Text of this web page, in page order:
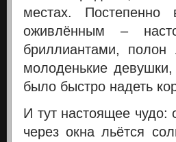
местах. Постепенно
оживлённым –
бриллиантами, полон
молоденькие
было быстро надеть
И тут настоящее чудо:
через окна льётся